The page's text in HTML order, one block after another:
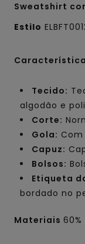
Sweatshirt
Estilo
Tecido:
algodão e
Corte:
Gola:
Capuz:
Bolsos:
Etiqueta
bordado no
Materiais